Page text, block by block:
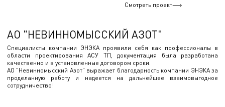
Смотреть проект
АО "НЕВИННОМЫССКИЙ АЗОТ"
Специалисты компании ЭНЭКА проявили себя как профессионалы в
области проектирования АСУ ТП, документация была разработана
качественно и в установленные договором сроки.
АО "Невинномысский Азот" выражает благодарность компании ЭНЭКА за
проделанную работу и надеется на дальнейшее взаимовыгодное
сотрудничество!